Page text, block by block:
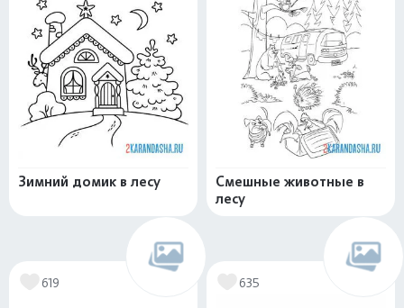
Зимний домик в лесу
Смешные животные в
лесу
619 635